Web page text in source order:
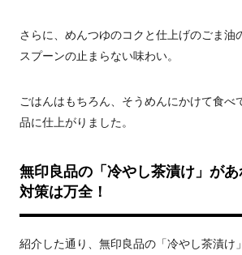
さらに、めんつゆのコクと仕上げのごま油
スプーンの止まらない味わい。
ごはんはもちろん、そうめんにかけて食べ
品に仕上がりました。
無印良品の「冷やし茶漬け」があ
対策は万全！
紹介した通り、無印良品の「冷やし茶漬け